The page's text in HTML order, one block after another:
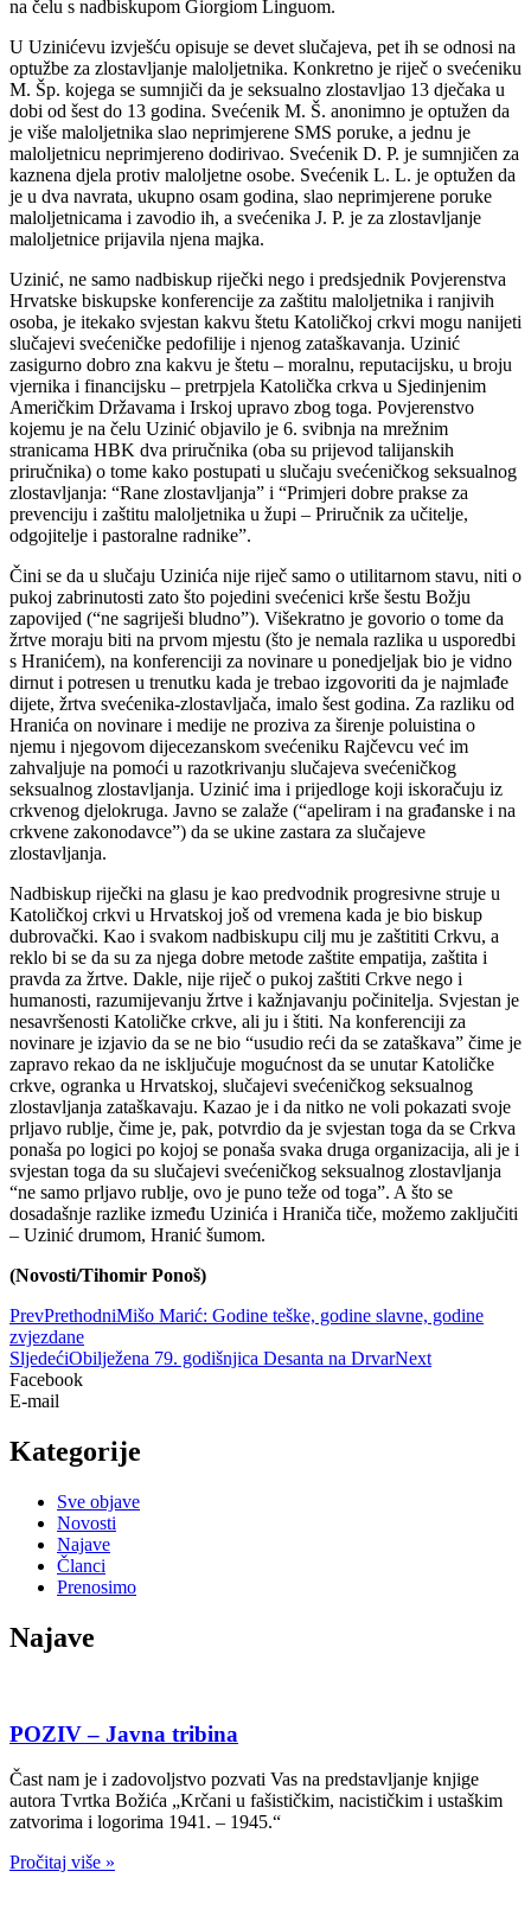
na čelu s nadbiskupom Giorgiom Linguom.
U Uzinićevu izvješću opisuje se devet slučajeva, pet ih se odnosi na
optužbe za zlostavljanje maloljetnika. Konkretno je riječ o svećeniku
M. Šp. kojega se sumnjiči da je seksualno zlostavljao 13 dječaka u
dobi od šest do 13 godina. Svećenik M. Š. anonimno je optužen da
je više maloljetnika slao neprimjerene SMS poruke, a jednu je
maloljetnicu neprimjereno dodirivao. Svećenik D. P. je sumnjičen za
kaznena djela protiv maloljetne osobe. Svećenik L. L. je optužen da
je u dva navrata, ukupno osam godina, slao neprimjerene poruke
maloljetnicama i zavodio ih, a svećenika J. P. je za zlostavljanje
maloljetnice prijavila njena majka.
Uzinić, ne samo nadbiskup riječki nego i predsjednik Povjerenstva
Hrvatske biskupske konferencije za zaštitu maloljetnika i ranjivih
osoba, je itekako svjestan kakvu štetu Katoličkoj crkvi mogu nanijeti
slučajevi svećeničke pedofilije i njenog zataškavanja. Uzinić
zasigurno dobro zna kakvu je štetu – moralnu, reputacijsku, u broju
vjernika i financijsku – pretrpjela Katolička crkva u Sjedinjenim
Američkim Državama i Irskoj upravo zbog toga. Povjerenstvo
kojemu je na čelu Uzinić objavilo je 6. svibnja na mrežnim
stranicama HBK dva priručnika (oba su prijevod talijanskih
priručnika) o tome kako postupati u slučaju svećeničkog seksualnog
zlostavljanja: “Rane zlostavljanja” i “Primjeri dobre prakse za
prevenciju i zaštitu maloljetnika u župi – Priručnik za učitelje,
odgojitelje i pastoralne radnike”.
Čini se da u slučaju Uzinića nije riječ samo o utilitarnom stavu, niti o
pukoj zabrinutosti zato što pojedini svećenici krše šestu Božju
zapovijed (“ne sagriješi bludno”). Višekratno je govorio o tome da
žrtve moraju biti na prvom mjestu (što je nemala razlika u usporedbi
s Hranićem), na konferenciji za novinare u ponedjeljak bio je vidno
dirnut i potresen u trenutku kada je trebao izgovoriti da je najmlađe
dijete, žrtva svećenika-zlostavljača, imalo šest godina. Za razliku od
Hranića on novinare i medije ne proziva za širenje poluistina o
njemu i njegovom dijecezanskom svećeniku Rajčevcu već im
zahvaljuje na pomoći u razotkrivanju slučajeva svećeničkog
seksualnog zlostavljanja. Uzinić ima i prijedloge koji iskoračuju iz
crkvenog djelokruga. Javno se zalaže (“apeliram i na građanske i na
crkvene zakonodavce”) da se ukine zastara za slučajeve
zlostavljanja.
Nadbiskup riječki na glasu je kao predvodnik progresivne struje u
Katoličkoj crkvi u Hrvatskoj još od vremena kada je bio biskup
dubrovački. Kao i svakom nadbiskupu cilj mu je zaštititi Crkvu, a
reklo bi se da su za njega dobre metode zaštite empatija, zaštita i
pravda za žrtve. Dakle, nije riječ o pukoj zaštiti Crkve nego i
humanosti, razumijevanju žrtve i kažnjavanju počinitelja. Svjestan je
nesavršenosti Katoličke crkve, ali ju i štiti. Na konferenciji za
novinare je izjavio da se ne bio “usudio reći da se zataškava” čime je
zapravo rekao da ne isključuje mogućnost da se unutar Katoličke
crkve, ogranka u Hrvatskoj, slučajevi svećeničkog seksualnog
zlostavljanja zataškavaju. Kazao je i da nitko ne voli pokazati svoje
prljavo rublje, čime je, pak, potvrdio da je svjestan toga da se Crkva
ponaša po logici po kojoj se ponaša svaka druga organizacija, ali je i
svjestan toga da su slučajevi svećeničkog seksualnog zlostavljanja
“ne samo prljavo rublje, ovo je puno teže od toga”. A što se
dosadašnje razlike između Uzinića i Hraniča tiče, možemo zaključiti
– Uzinić drumom, Hranić šumom.
(Novosti/Tihomir Ponoš)
PrevPrethodniMišo Marić: Godine teške, godine slavne, godine
zvjezdane
SljedećiObilježena 79. godišnjica Desanta na DrvarNext
Facebook
E-mail
Kategorije
Sve objave
Novosti
Najave
Članci
Prenosimo
Najave
POZIV – Javna tribina
Čast nam je i zadovoljstvo pozvati Vas na predstavljanje knjige
autora Tvrtka Božića „Krčani u fašističkim, nacističkim i ustaškim
zatvorima i logorima 1941. – 1945.“
Pročitaj više »